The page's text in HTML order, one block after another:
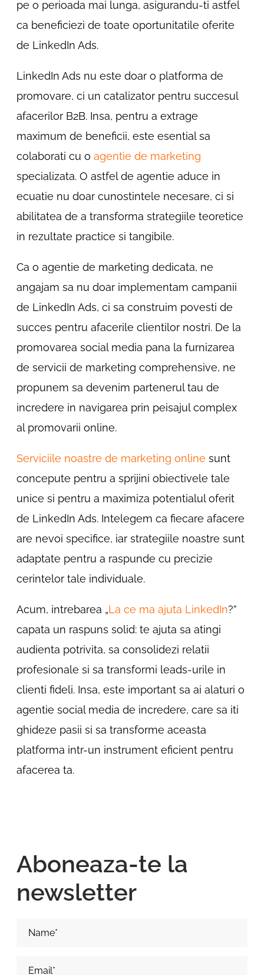
pe o perioada mai lunga, asigurandu-ti astfel
ca beneficiezi de toate oportunitatile oferite
de LinkedIn Ads.
LinkedIn Ads nu este doar o platforma de
promovare, ci un catalizator pentru succesul
afacerilor B2B. Insa, pentru a extrage
maximum de beneficii, este esential sa
colaborati cu oagentie de marketing
specializata. O astfel de agentie aduce in
ecuatie nu doar cunostintele necesare, ci si
abilitatea de a transforma strategiile teoretice
in rezultate practice si tangibile.
Ca o agentie de marketing dedicata, ne
angajam sa nu doar implementam campanii
de LinkedIn Ads, ci sa construim povesti de
succes pentru afacerile clientilor nostri. De la
promovarea social media pana la furnizarea
de servicii de marketing comprehensive, ne
propunem sa devenim partenerul tau de
incredere in navigarea prin peisajul complex
al promovarii online.
Serviciile noastre de marketing online sunt
concepute pentru a sprijini obiectivele tale
unice si pentru a maximiza potentialul oferit
de LinkedIn Ads. Intelegem ca fiecare afacere
are nevoi specifice, iar strategiile noastre sunt
adaptate pentru a raspunde cu precizie
cerintelor tale individuale.
Acum, intrebarea „La ce ma ajuta LinkedIn?”
capata un raspuns solid: te ajuta sa atingi
audienta potrivita, sa consolidezi relatii
profesionale si sa transformi leads-urile in
clienti fideli. Insa, este important sa ai alaturi o
agentie social media de incredere, care sa iti
ghideze pasii si sa transforme aceasta
platforma intr-un instrument eficient pentru
afacerea ta.
Aboneaza-te la
newsletter